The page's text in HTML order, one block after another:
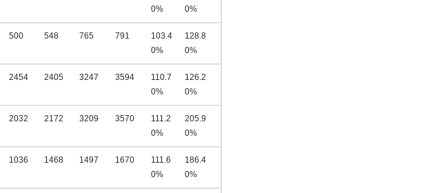
0%
0%
500 548 765 791
103.4
0%
128.8
0%
2454 2405 3247 3594
110.7
0%
126.2
0%
2032 2172 3209 3570
111.2
0%
205.9
0%
1036 1468 1497 1670
111.6
0%
186.4
0%